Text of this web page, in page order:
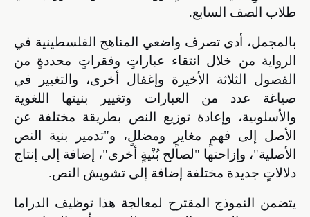
طلاب الصف السابع.
بالمجمل، أدى تصرف واضعي المناهج الفلسطينية في
الرواية من خلال انتقاء عباراتٍ وفقراتٍ محددةٍ من
الفصول الثلاثة الأخيرة وإغفال أخرى، والتغيير في
صياغة عدد من العبارات وتغيير بنيتها اللغوية
والأسلوبية، وإعادة توزيع النص بطريقة مختلفة عن
الأصل إلى فهمٍ مغايرٍ ومضللٍ، و"تدمير بنية النص
الأصلية"، وإزاحتها "لصالح بُنْيةٍ أخرى"، إضافة إلى إنتاج
دلالاتٍ جديدة مختلفة إضافة إلى تشويش النص.
يتضمن النموذج المقترح لمعالجة هذا توظيف الدراما